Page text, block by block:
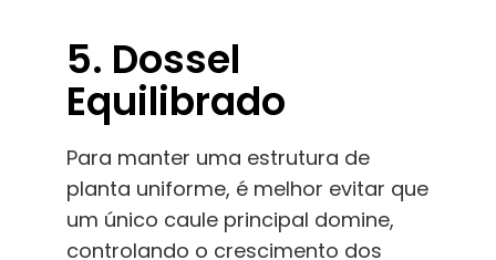
5. Dossel
Equilibrado
Para manter uma estrutura de
planta uniforme, é melhor evitar que
um único caule principal domine,
controlando o crescimento dos